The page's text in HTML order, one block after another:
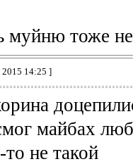
муйню тоже
14:25 ]
майбах
не такой